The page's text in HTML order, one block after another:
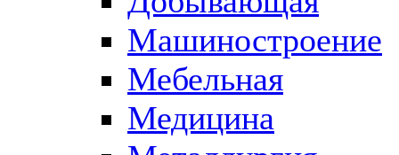
Машиностроение
Мебельная
Медицина